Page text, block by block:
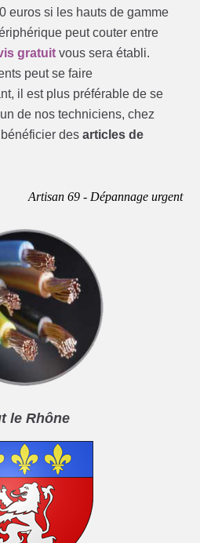
euros si les hauts de gamme
peut couter entre
gratuit vous sera établi.
peut se faire
il est plus préférable de se
de nos techniciens, chez
bénéficier desarticles de
Artisan 69 - Dépannage urgent
le Rhône